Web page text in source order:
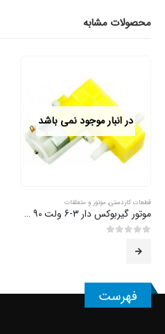
محصولات مشابه
در انبار موجود نمی باشد
قطعات کاردستی, موتور و متعلقات
موتور گیربوکس دار 3-6 ولت 90 درجه
فهرست